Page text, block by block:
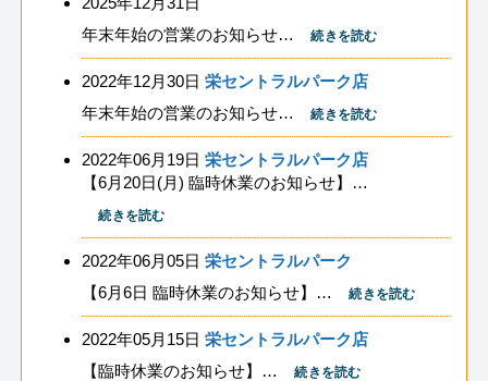
年末年始の営業のお知らせ…
続きを読む
2022年12月30日 栄セントラルパーク店
年末年始の営業のお知らせ…
続きを読む
2022年06月19日 栄セントラルパーク店
【6月20日(月) 臨時休業のお知らせ】…
続きを読む
2022年06月05日 栄セントラルパーク
【6月6日 臨時休業のお知らせ】…
続きを読む
2022年05月15日 栄セントラルパーク店
【臨時休業のお知らせ】…
続きを読む